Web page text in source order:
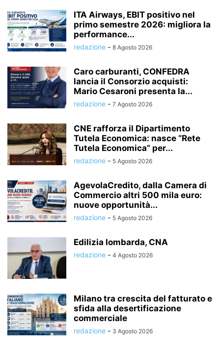
ITA Airways, EBIT positivo nel
primo semestre 2026: migliora la
performance...
redazione - 8 Agosto 2026
Caro carburanti, CONFEDRA
lancia il Consorzio acquisti:
Mario Cesaroni presenta la...
redazione - 7 Agosto 2026
CNE rafforza il Dipartimento
Tutela Economica: nasce “Rete
Tutela Economica” per...
redazione - 5 Agosto 2026
AgevolaCredito, dalla Camera di
Commercio altri 500 mila euro:
nuove opportunità...
redazione - 5 Agosto 2026
Edilizia lombarda, CNA
redazione - 4 Agosto 2026
Milano tra crescita del fatturato e
sfida alla desertificazione
commerciale
redazione - 3 Agosto 2026